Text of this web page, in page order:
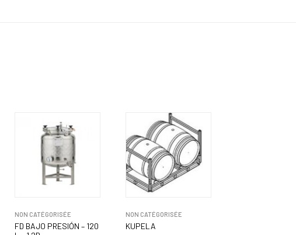
NON CATÉGORISÉE
FD BAJO PRESIÓN – 120
NON CATÉGORISÉE
KUPELA